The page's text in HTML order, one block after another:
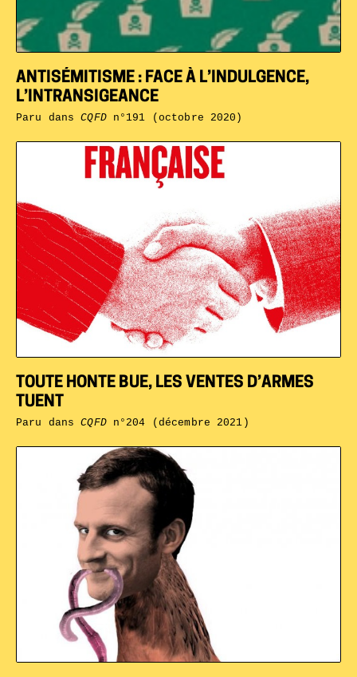
TOUTE HONTE BUE, LES VENTES D’ARMES
TUENT
Paru dansCQFDn°204 (décembre 2021)
ANTISÉMITISME : FACE À L’INDULGENCE,
L’INTRANSIGEANCE
Paru dansCQFDn°191 (octobre 2020)